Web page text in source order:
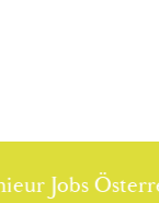
Österreich